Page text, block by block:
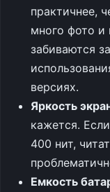
практичнее,
много фото и
забиваются
версиях.
Яркость
кажется.
400 нит,
Емкость